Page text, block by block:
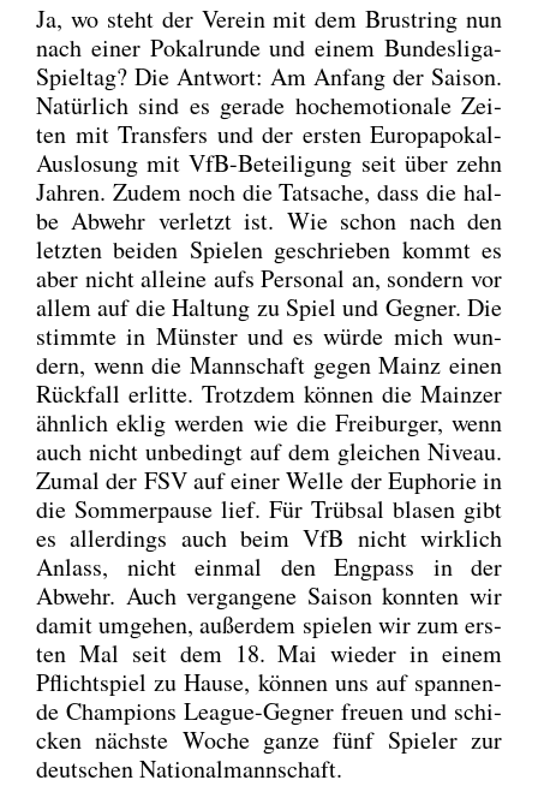
Ja, wo steht der Ver­ein mit dem Brust­ring nun
nach einer Pokal­run­de und einem Bun­des­li­ga-
Spiel­tag? Die Ant­wort: Am Anfang der Sai­son.
Natür­lich sind es gera­de hoch­emo­tio­na­le Zei­
ten mit Trans­fers und der ers­ten Euro­pa­po­kal-
Aus­lo­sung mit VfB-Betei­li­gung seit über zehn
Jah­ren. Zudem noch die Tat­sa­che, dass die hal­
be Abwehr ver­letzt ist. Wie schon nach den
letz­ten bei­den Spie­len geschrie­ben kommt es
aber nicht allei­ne aufs Per­so­nal an, son­dern vor
allem auf die Hal­tung zu Spiel und Geg­ner. Die
stimm­te in Müns­ter und es wür­de mich wun­
dern, wenn die Mann­schaft gegen Mainz einen
Rück­fall erlit­te. Trotz­dem kön­nen die Main­zer
ähn­lich eklig wer­den wie die Frei­bur­ger, wenn
auch nicht unbe­dingt auf dem glei­chen Niveau.
Zumal der FSV auf einer Wel­le der Eupho­rie in
die Som­mer­pau­se lief. Für Trüb­sal bla­sen gibt
es aller­dings auch beim VfB nicht wirk­lich
Anlass, nicht ein­mal den Eng­pass in der
Abwehr. Auch ver­gan­ge­ne Sai­son konn­ten wir
damit umge­hen, außer­dem spie­len wir zum ers­
ten Mal seit dem 18. Mai wie­der in einem
Pflicht­spiel zu Hau­se, kön­nen uns auf span­nen­
de Cham­pi­ons League-Geg­ner freu­en und schi­
cken nächs­te Woche gan­ze fünf Spie­ler zur
deut­schen Natio­nal­mann­schaft.